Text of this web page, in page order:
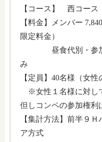
【コース】 西コー
【料金】メンバー
限定料金）
昼食代別・参加賞
み
【定員】40名様（女性
※女性１名様に対し
但しコンペの参加権利
【集計方法】前半９
ア方式